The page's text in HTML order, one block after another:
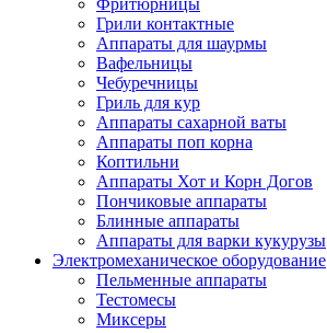
Фритюрницы
Грили контактные
Аппараты для шаурмы
Вафельницы
Чебуречницы
Гриль для кур
Аппараты сахарной ваты
Аппараты поп корна
Коптильни
Аппараты Хот и Корн Догов
Пончиковые аппараты
Блинные аппараты
Аппараты для варки кукурузы
Электромеханическое оборудование
Пельменные аппараты
Тестомесы
Миксеры